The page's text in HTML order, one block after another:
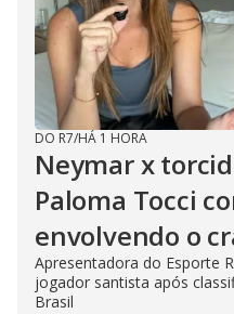
DO R7/HÁ 1 HORA
Neymar x
Paloma Tocci
envolvendo o
Apresentadora do Esporte
jogador santista após
Brasil